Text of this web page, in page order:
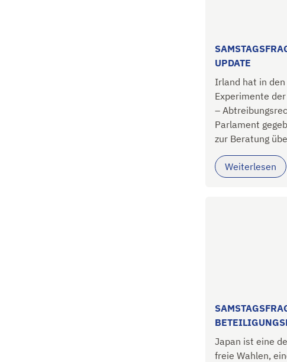
UPDATE
Irland hat in
Experimente
–
Parlament
zur Beratung
Weiterlesen
Japan ist eine
freie Wahlen,